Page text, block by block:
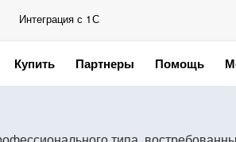
Интеграция с 1С
Купить Партнеры Помощь